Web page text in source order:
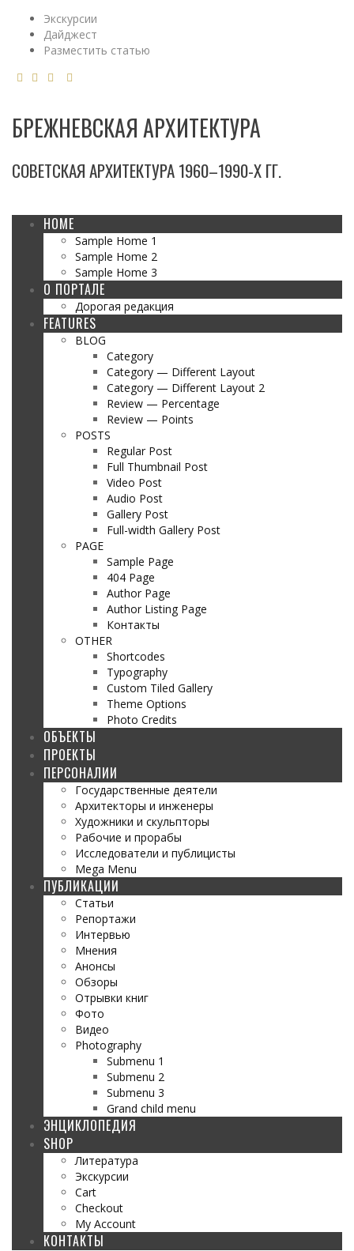
Экскурсии
Дайджест
Разместить статью
БРЕЖНЕВСКАЯ АРХИТЕКТУРА
СОВЕТСКАЯ АРХИТЕКТУРА 1960–1990-Х ГГ.
HOME
Sample Home 1
Sample Home 2
Sample Home 3
О ПОРТАЛЕ
Дорогая редакция
FEATURES
BLOG
Category
Category — Different Layout
Category — Different Layout 2
Review — Percentage
Review — Points
POSTS
Regular Post
Full Thumbnail Post
Video Post
Audio Post
Gallery Post
Full-width Gallery Post
PAGE
Sample Page
404 Page
Author Page
Author Listing Page
Контакты
OTHER
Shortcodes
Typography
Custom Tiled Gallery
Theme Options
Photo Credits
ОБЪЕКТЫ
ПРОЕКТЫ
ПЕРСОНАЛИИ
Государственные деятели
Архитекторы и инженеры
Художники и скульпторы
Рабочие и прорабы
Исследователи и публицисты
Mega Menu
ПУБЛИКАЦИИ
Статьи
Репортажи
Интервью
Мнения
Анонсы
Обзоры
Отрывки книг
Фото
Видео
Photography
Submenu 1
Submenu 2
Submenu 3
Grand child menu
ЭНЦИКЛОПЕДИЯ
SHOP
Литература
Экскурсии
Cart
Checkout
My Account
КОНТАКТЫ